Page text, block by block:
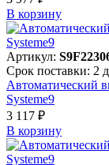
В корзинy
Артикул:
Срок поставки: 2
Автоматический
Systeme9
3 117 ₽
В корзинy